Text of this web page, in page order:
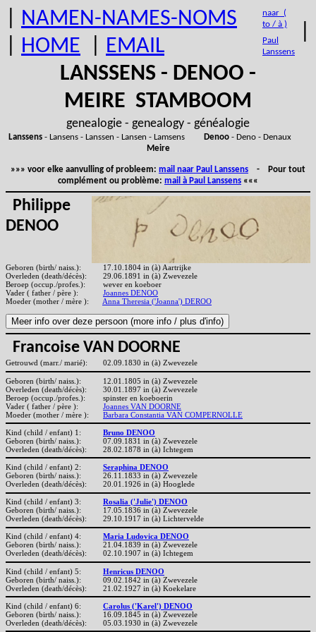
NAMEN-NAMES-NOMS
HOME EMAIL
naar (
to / à )
Paul
Lanssens
LANSSENS - DENOO -
MEIRE STAMBOOM
genealogie - genealogy - généalogie
Lanssens- Lansens - Lanssen - Lansen - Lamsens Denoo- Deno - Denaux
Meire
»»» voor elke aanvulling of probleem: mail naar Paul Lanssens - Pour tout
complément ou problème: mail à Paul Lanssens «««
Philippe
DENOO
Geboren (birth/ naiss.):
17.10.1804 in (à) Aartrijke
Overleden (death/décès):
29.06.1891 in (à) Zwevezele
Beroep (occup./profes.):
wever en koeboer
Vader ( father / père ):
Joannes DENOO
Moeder (mother / mère ):
Anna Theresia ('Joanna') DEROO
Francoise VAN DOORNE
Getrouwd (marr./ marié): 02.09.1830 in (à) Zwevezele
Geboren (birth/ naiss.):
12.01.1805 in (à) Zwevezele
Overleden (death/décès):
30.01.1897 in (à) Zwevezele
Beroep (occup./profes.):
spinster en koeboerin
Vader ( father / père ):
Joannes VAN DOORNE
Moeder (mother / mère ):
Barbara Constantia VAN COMPERNOLLE
Kind (child / enfant) 1:
Bruno DENOO
Geboren (birth/ naiss.):
07.09.1831 in (à) Zwevezele
Overleden (death/décès):
28.02.1878 in (à) Ichtegem
Kind (child / enfant) 2:
Seraphina DENOO
Geboren (birth/ naiss.):
26.11.1833 in (à) Zwevezele
Overleden (death/décès):
20.01.1926 in (à) Hooglede
Kind (child / enfant) 3:
Rosalia ('Julie') DENOO
Geboren (birth/ naiss.):
17.05.1836 in (à) Zwevezele
Overleden (death/décès):
29.10.1917 in (à) Lichtervelde
Kind (child / enfant) 4:
Maria Ludovica DENOO
Geboren (birth/ naiss.):
21.04.1839 in (à) Zwevezele
Overleden (death/décès):
02.10.1907 in (à) Ichtegem
Kind (child / enfant) 5:
Henricus DENOO
Geboren (birth/ naiss.):
09.02.1842 in (à) Zwevezele
Overleden (death/décès):
21.02.1927 in (à) Koekelare
Kind (child / enfant) 6:
Carolus ('Karel') DENOO
Geboren (birth/ naiss.):
16.09.1845 in (à) Zwevezele
Overleden (death/décès):
05.03.1930 in (à) Zwevezele